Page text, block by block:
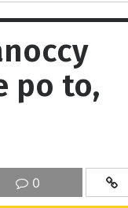
po to,
0